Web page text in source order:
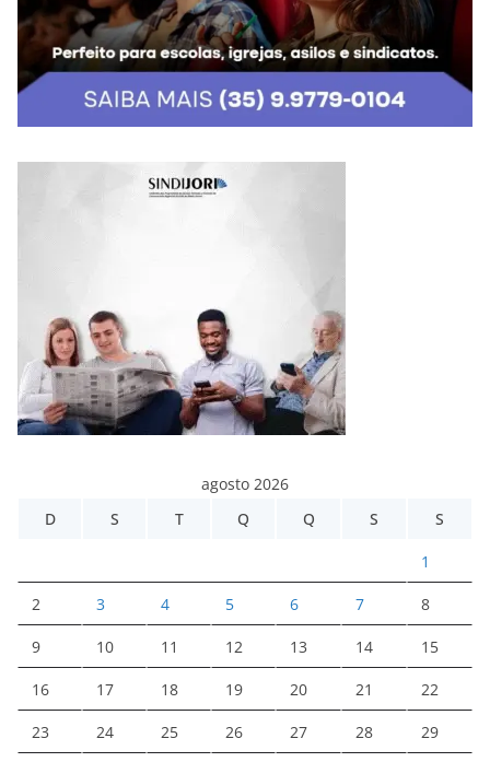
agosto 2026
D
S T Q Q S S
1
2 3 4 5 6 7 8
9 10 11 12 13 14 15
16 17 18 19 20 21 22
23 24 25 26 27 28 29